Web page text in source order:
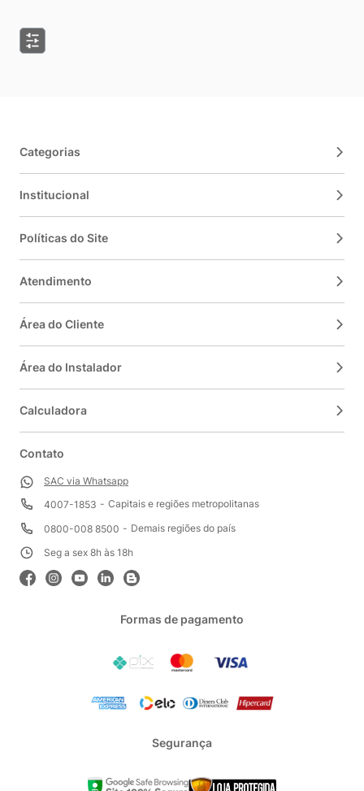
Categorias
Institucional
Políticas do Site
Atendimento
Área do Cliente
Área do Instalador
Calculadora
Contato
SAC via Whatsapp
4007-1853
Capitais e regiões metropolitanas
0800-008 8500
Demais regiões do país
Seg a sex 8h às 18h
Formas de pagamento
Segurança